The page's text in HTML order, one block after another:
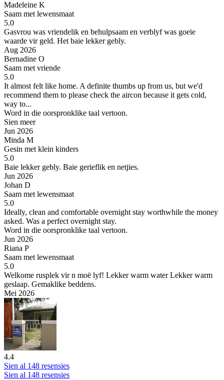
Madeleine K
Saam met lewensmaat
5.0
Gasvrou was vriendelik en behulpsaam en verblyf was goeie
waarde vir geld. Het baie lekker gebly.
Aug 2026
Bernadine O
Saam met vriende
5.0
It almost felt like home. A definite thumbs up from us, but we'd
recommend them to please check the aircon because it gets cold,
way to...
Word in die oorspronklike taal vertoon.
Sien meer
Jun 2026
Minda M
Gesin met klein kinders
5.0
Baie lekker gebly. Baie gerieflik en netjies.
Jun 2026
Johan D
Saam met lewensmaat
5.0
Ideally, clean and comfortable overnight stay worthwhile the money
asked. Was a perfect overnight stay.
Word in die oorspronklike taal vertoon.
Jun 2026
Riana P
Saam met lewensmaat
5.0
Welkome rusplek vir n moë lyf! Lekker warm water Lekker warm
geslaap. Gemaklike beddens.
Mei 2026
4.4
Sien al 148 resensies
Sien al 148 resensies